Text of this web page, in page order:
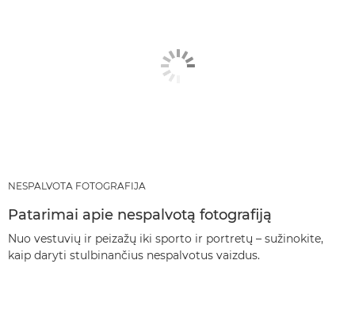
NESPALVOTA FOTOGRAFIJA
Patarimai apie nespalvotą fotografiją
Nuo vestuvių ir peizažų iki sporto ir portretų – sužinokite,
kaip daryti stulbinančius nespalvotus vaizdus.